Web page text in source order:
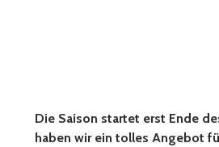
Die Saison startet erst Ende
haben wir ein tolles Angebot